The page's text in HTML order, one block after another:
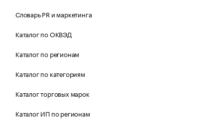
Словарь PR и маркетинга
Каталог по ОКВЭД
Каталог по регионам
Каталог по категориям
Каталог торговых марок
Каталог ИП по регионам